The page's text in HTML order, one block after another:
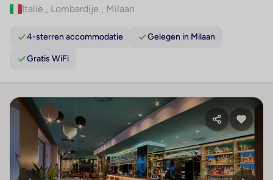
Italië , Lombardije , Milaan
4-sterren accommodatie Gelegen in Milaan
Gratis WiFi